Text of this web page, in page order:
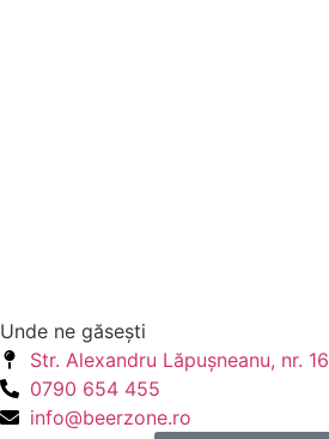
Unde ne găseşti
Str. Alexandru Lăpuşneanu, nr. 16
0790 654 455
info@beerzone.ro